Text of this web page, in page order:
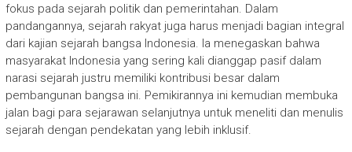
fokus pada sejarah politik dan pemerintahan. Dalam
pandangannya, sejarah rakyat juga harus menjadi bagian integral
dari kajian sejarah bangsa Indonesia. Ia menegaskan bahwa
masyarakat Indonesia yang sering kali dianggap pasif dalam
narasi sejarah justru memiliki kontribusi besar dalam
pembangunan bangsa ini. Pemikirannya ini kemudian membuka
jalan bagi para sejarawan selanjutnya untuk meneliti dan menulis
sejarah dengan pendekatan yang lebih inklusif.